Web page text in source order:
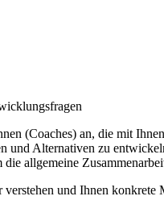
(Coaches) an, die mit
und Alternativen zu
allgemeine
und Ihnen